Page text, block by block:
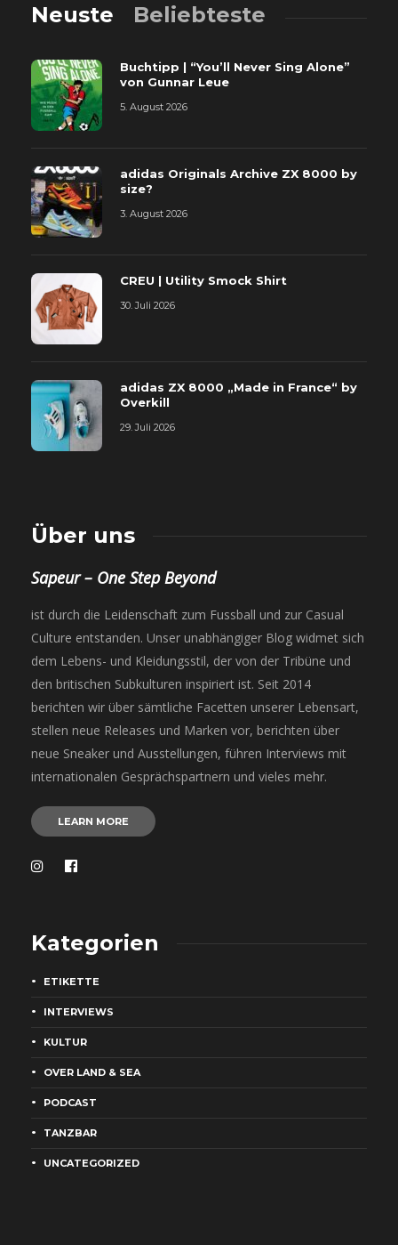
Neuste Beliebteste
Buchtipp | “You’ll Never Sing Alone”
von Gunnar Leue
5. August 2026
adidas Originals Archive ZX 8000 by
size?
3. August 2026
CREU | Utility Smock Shirt
30. Juli 2026
adidas ZX 8000 „Made in France“ by
Overkill
29. Juli 2026
Über uns
Sapeur – One Step Beyond
ist durch die Leidenschaft zum Fussball und zur Casual
Culture entstanden. Unser unabhängiger Blog widmet sich
dem Lebens- und Kleidungsstil, der von der Tribüne und
den britischen Subkulturen inspiriert ist. Seit 2014
berichten wir über sämtliche Facetten unserer Lebensart,
stellen neue Releases und Marken vor, berichten über
neue Sneaker und Ausstellungen, führen Interviews mit
internationalen Gesprächspartnern und vieles mehr.
LEARN MORE
Kategorien
ETIKETTE
INTERVIEWS
KULTUR
OVER LAND & SEA
PODCAST
TANZBAR
UNCATEGORIZED